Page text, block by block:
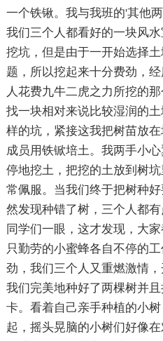
一个铁锹。我与我班的'其他
我们三个人都看好的一块风
挖坑，但是由于一开始选择
题，所以挖起来十分费劲，
人花费九牛二虎之力所挖的
找一块相对来说比较湿润的
样的坑，紧接这我把树苗放
成员用铁锨培土。我两手小
停地挖土，把挖的土放到树
常佩服。当我们终于把树种
然发现种错了树，三个人都
同学们一眼，这才发现，大
只勤劳的小蜜蜂各自不停的
劲，我们三个人又重燃激情
我们完美地种好了两棵树并
卡。看着自己亲手种植的小
起，摇头晃脑的小树们好像